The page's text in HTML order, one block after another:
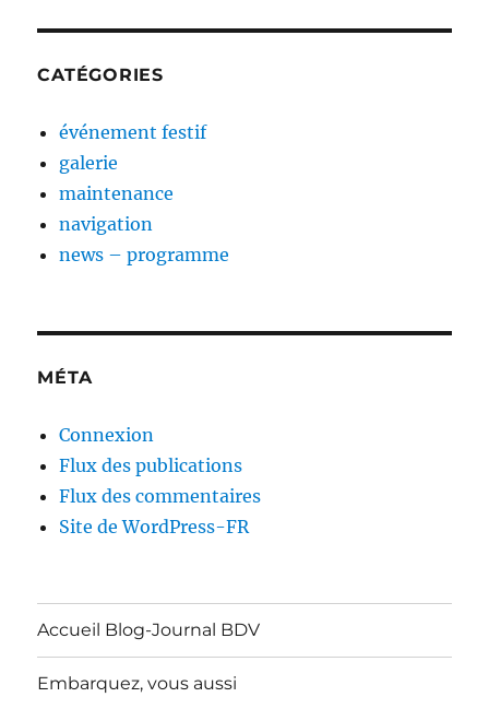
CATÉGORIES
événement festif
galerie
maintenance
navigation
news – programme
MÉTA
Connexion
Flux des publications
Flux des commentaires
Site de WordPress-FR
Accueil Blog-Journal BDV
Embarquez, vous aussi